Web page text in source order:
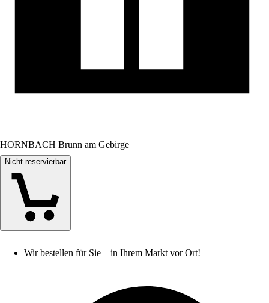
HORNBACH Brunn am Gebirge
Nicht reservierbar
Wir bestellen für Sie – in Ihrem Markt vor Ort!